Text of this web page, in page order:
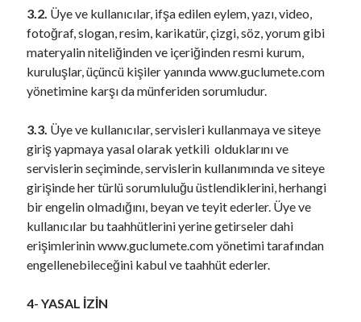
3.2. Üye ve kullanıcılar, ifşa edilen eylem, yazı, video,
fotoğraf, slogan, resim, karikatür, çizgi, söz, yorum gibi
materyalin niteliğinden ve içeriğinden resmi kurum,
kuruluşlar, üçüncü kişiler yanında www.guclumete.com
yönetimine karşı da münferiden sorumludur.
3.3. Üye ve kullanıcılar, servisleri kullanmaya ve siteye
giriş yapmaya yasal olarak yetkili olduklarını ve
servislerin seçiminde, servislerin kullanımında ve siteye
girişinde her türlü sorumluluğu üstlendiklerini, herhangi
bir engelin olmadığını, beyan ve teyit ederler. Üye ve
kullanıcılar bu taahhütlerini yerine getirseler dahi
erişimlerinin www.guclumete.com yönetimi tarafından
engellenebileceğini kabul ve taahhüt ederler.
4- YASAL İZİN